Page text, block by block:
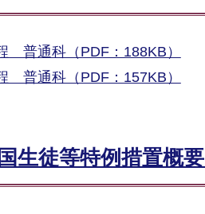
普通科（PDF：188KB）
普通科（PDF：157KB）
徒等特例措置概要